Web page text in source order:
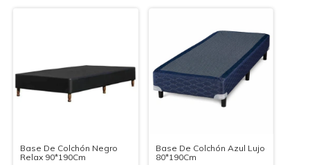
Base De Colchón Negro
Relax 90*190Cm
Base De Colchón Azul Lujo
80*190Cm